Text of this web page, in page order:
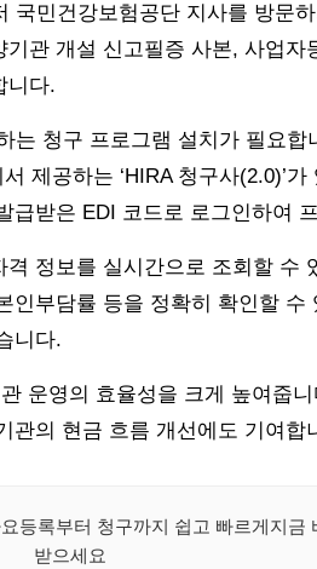
국민건강보험공단 지사를 방문
관 개설 신고필증 사본, 사업자
니다.
는 청구 프로그램 설치가 필요합
제공하는 ‘HIRA 청구사(2.0)’
급받은 EDI 코드로 로그인하여
정보를 실시간으로 조회할 수
인부담률 등을 정확히 확인할 수
니다.
운영의 효율성을 크게 높여줍
관의 현금 흐름 개선에도 기여합
등록부터 청구까지 쉽고 빠르게지금
받으세요